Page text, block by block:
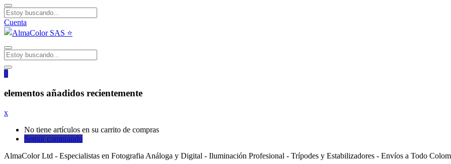
Cuenta
0
elementos añadidos recientemente
x
No tiene artículos en su carrito de compras
Seguir comprando
AlmaColor Ltd - Especialistas en Fotografia Análoga y Digital - Iluminación Profesional - Trípodes y Estabilizadores - Envíos a Todo